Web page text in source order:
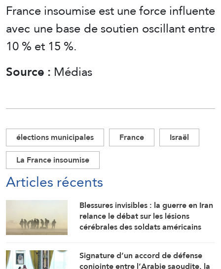
France insoumise est une force influente
avec une base de soutien oscillant entre
10 % et 15 %.
Source : Médias
élections municipales France
Israël
La France insoumise
Articles récents
Blessures invisibles : la guerre en Iran
relance le débat sur les lésions
cérébrales des soldats américains
Signature d’un accord de défense